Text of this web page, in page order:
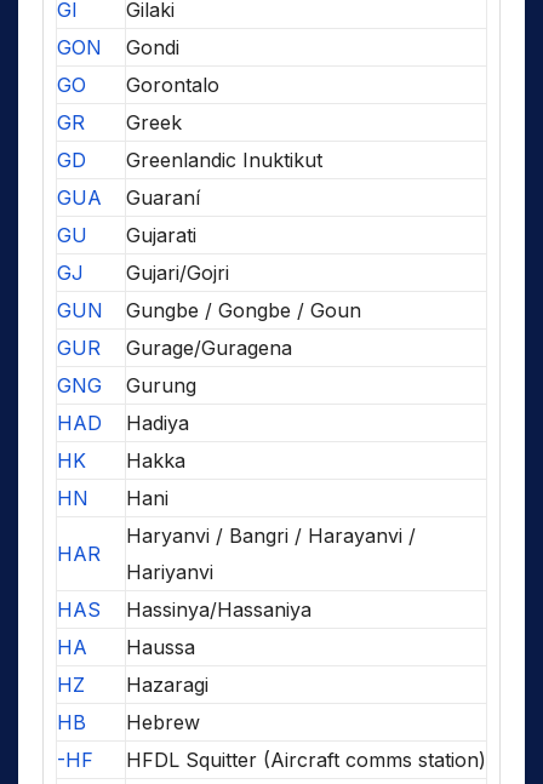
GI
Gilaki
GON
Gondi
GO
Gorontalo
GR
Greek
GD
Greenlandic Inuktikut
GUA
Guaraní
GU
Gujarati
GJ
Gujari/Gojri
GUN
Gungbe / Gongbe / Goun
GUR
Gurage/Guragena
GNG
Gurung
HAD
Hadiya
HK
Hakka
HN
Hani
HAR
Haryanvi / Bangri / Harayanvi /
Hariyanvi
HAS
Hassinya/Hassaniya
HA
Haussa
HZ
Hazaragi
HB
Hebrew
-HF
HFDL Squitter (Aircraft comms station)